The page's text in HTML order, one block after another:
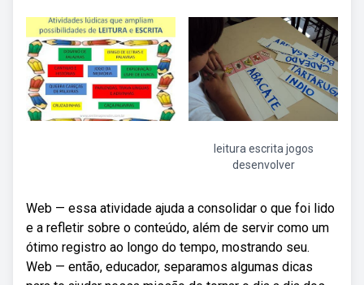
leitura escrita jogos
desenvolver
Web — essa atividade ajuda a consolidar o que foi lido
e a refletir sobre o conteúdo, além de servir como um
ótimo registro ao longo do tempo, mostrando seu.
Web — então, educador, separamos algumas dicas